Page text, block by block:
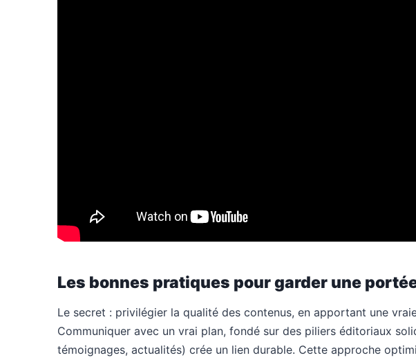
Les bonnes pratiques pour garder une
Le secret : privilégier la qualité des contenus, en apportant une
Communiquer avec un vrai plan, fondé sur des piliers éditoriaux
témoignages, actualités) crée un lien durable. Cette approche